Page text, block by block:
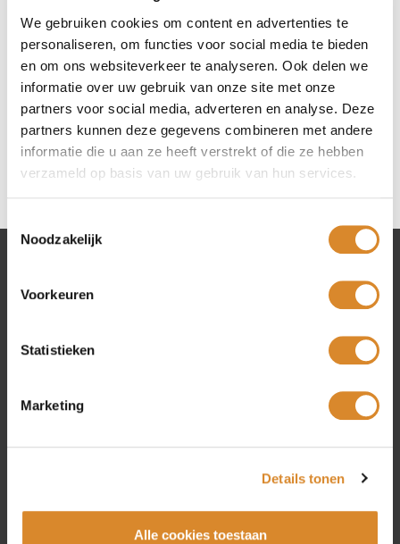
We gebruiken cookies om content en advertenties te
personaliseren, om functies voor social media te bieden
en om ons websiteverkeer te analyseren. Ook delen we
informatie over uw gebruik van onze site met onze
partners voor social media, adverteren en analyse. Deze
partners kunnen deze gegevens combineren met andere
informatie die u aan ze heeft verstrekt of die ze hebben
verzameld op basis van uw gebruik van hun services.
Noodzakelijk
Voorkeuren
Statistieken
Marketing
Details tonen
Alle cookies toestaan
Questions about this model
Lederland shops
Beverwijk
Couches